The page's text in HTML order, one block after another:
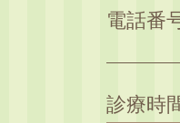
電話番
診療時